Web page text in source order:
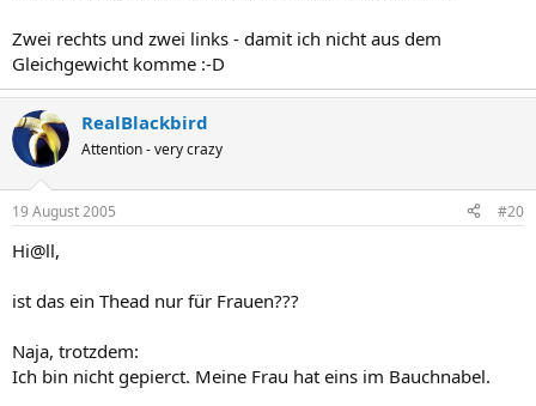
Zwei rechts und zwei links - damit ich nicht aus dem
Gleichgewicht komme :-D
RealBlackbird
Attention - very crazy
19 August 2005 #20
Hi@ll,
ist das ein Thead nur für Frauen???
Naja, trotzdem:
Ich bin nicht gepierct. Meine Frau hat eins im Bauchnabel.